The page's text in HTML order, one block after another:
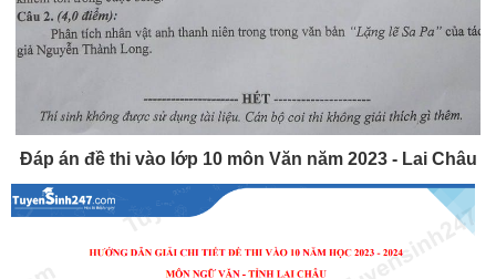
Đáp án đề thi vào lớp 10 môn Văn năm 2023 - Lai Châu